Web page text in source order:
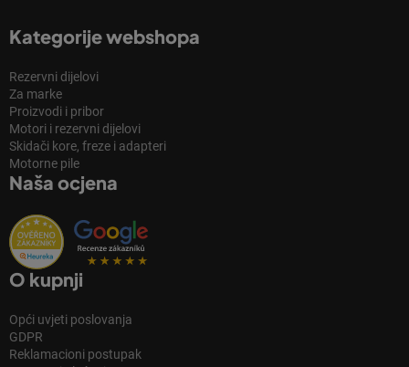
Kategorije webshopa
Rezervni dijelovi
Za marke
Proizvodi i pribor
Motori i rezervni dijelovi
Skidači kore, freze i adapteri
Motorne pile
Naša ocjena
O kupnji
Opći uvjeti poslovanja
GDPR
Reklamacioni postupak